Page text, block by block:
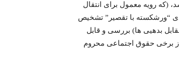
(که رویه معمول برای انتقال
“ورشکسته با تقصیر” تشخیص
بدهیی ها) بررسی و قابل
برخی حقوق اجتماعی محروم